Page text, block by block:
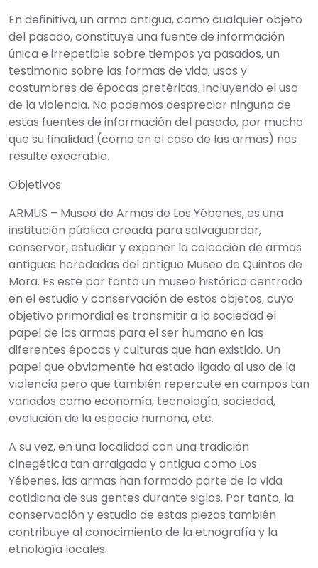
En definitiva, un arma antigua, como cualquier objeto
del pasado, constituye una fuente de información
única e irrepetible sobre tiempos ya pasados, un
testimonio sobre las formas de vida, usos y
costumbres de épocas pretéritas, incluyendo el uso
de la violencia. No podemos despreciar ninguna de
estas fuentes de información del pasado, por mucho
que su finalidad (como en el caso de las armas) nos
resulte execrable.
Objetivos:
ARMUS – Museo de Armas de Los Yébenes, es una
institución pública creada para salvaguardar,
conservar, estudiar y exponer la colección de armas
antiguas heredadas del antiguo Museo de Quintos de
Mora. Es este por tanto un museo histórico centrado
en el estudio y conservación de estos objetos, cuyo
objetivo primordial es transmitir a la sociedad el
papel de las armas para el ser humano en las
diferentes épocas y culturas que han existido. Un
papel que obviamente ha estado ligado al uso de la
violencia pero que también repercute en campos tan
variados como economía, tecnología, sociedad,
evolución de la especie humana, etc.
A su vez, en una localidad con una tradición
cinegética tan arraigada y antigua como Los
Yébenes, las armas han formado parte de la vida
cotidiana de sus gentes durante siglos. Por tanto, la
conservación y estudio de estas piezas también
contribuye al conocimiento de la etnografía y la
etnología locales.